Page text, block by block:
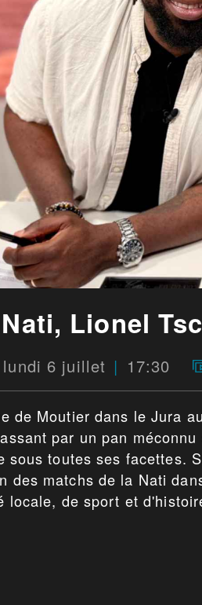
Lionel
lundi 6 juillet 17:30
de Moutier dans le Jura
par un pan
sous toutes ses facettes.
des matchs de la Nati
locale, de sport et